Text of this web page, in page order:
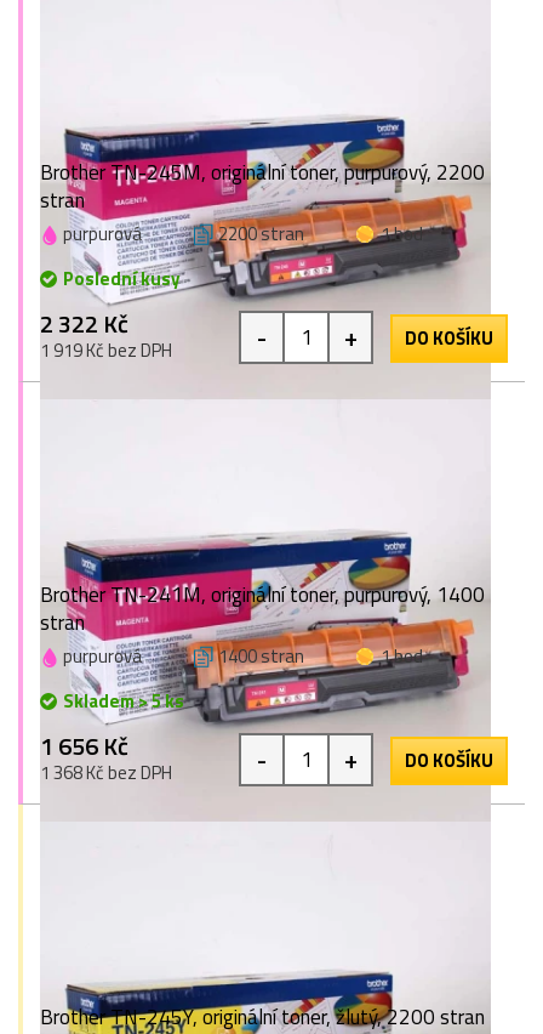
Brother TN-245M, originální toner, purpurový, 2200
stran
purpurová 2200 stran
1 bod
Poslední kusy
2 322 Kč
1 919 Kč bez DPH - + DO KOŠÍKU
Brother TN-241M, originální toner, purpurový, 1400
stran
purpurová 1400 stran
1 bod
Skladem > 5 ks
1 656 Kč
1 368 Kč bez DPH - + DO KOŠÍKU
Brother TN-245Y, originální toner, žlutý, 2200 stran